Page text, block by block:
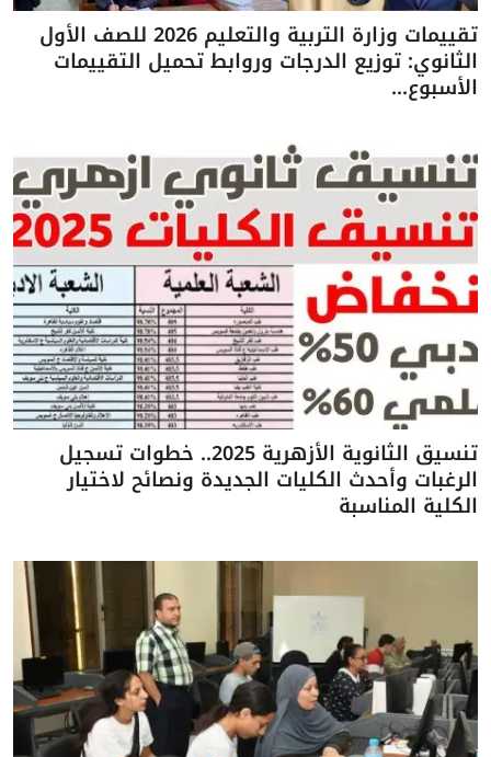
تقييمات وزارة التربية والتعليم 2026 للصف الأول
الثانوي: توزيع الدرجات وروابط تحميل التقييمات
الأسبوع...
تنسيق الثانوية الأزهرية 2025.. خطوات تسجيل
الرغبات وأحدث الكليات الجديدة ونصائح لاختيار
الكلية المناسبة